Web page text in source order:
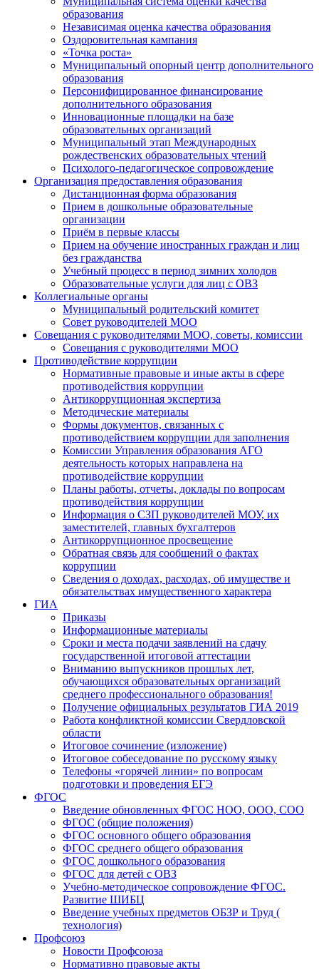
образования
Независимая оценка качества образования
Оздоровительная кампания
«Точка роста»
Муниципальный опорный центр дополнительного
образования
Персонифицированное финансирование
дополнительного образования
Инновационные площадки на базе
образовательных организаций
Муниципальный этап Международных
рождественских образовательных чтений
Психолого-педагогическое сопровождение
Организация предоставления образования
Дистанционная форма образования
Прием в дошкольные образовательные
организации
Приём в первые классы
Прием на обучение иностранных граждан и лиц
без гражданства
Учебный процесс в период зимних холодов
Образовательные услуги для лиц с ОВЗ
Коллегиальные органы
Муниципальный родительский комитет
Совет руководителей МОО
Совещания с руководителями МОО, советы, комиссии
Совещания с руководителями МОО
Противодействие коррупции
Нормативные правовые и иные акты в сфере
противодействия коррупции
Антикоррупционная экспертиза
Методические материалы
Формы документов, связанных с
противодействием коррупции для заполнения
Комиссии Управления образования АГО
деятельность которых направлена на
противодействие коррупции
Планы работы, отчеты, доклады по вопросам
противодействия коррупции
Информация о СЗП руководителей МОУ, их
заместителей, главных бухгалтеров
Антикоррупционное просвещение
Обратная связь для сообщений о фактах
коррупции
Сведения о доходах, расходах, об имуществе и
обязательствах имущественного характера
ГИА
Приказы
Информационные материалы
Сроки и места подачи заявлений на сдачу
государственной итоговой аттестации
Вниманию выпускников прошлых лет,
обучающихся образовательных организаций
среднего профессионального образования!
Получение официальных результатов ГИА 2019
Работа конфликтной комиссии Свердловской
области
Итоговое сочинение (изложение)
Итоговое собеседование по русскому языку
Телефоны «горячей линии» по вопросам
подготовки и проведения ЕГЭ
ФГОС
Введение обновленных ФГОС НОО, ООО, СОО
ФГОС (общие положения)
ФГОС основного общего образования
ФГОС среднего общего образования
ФГОС дошкольного образования
ФГОС для детей с ОВЗ
Учебно-методическое сопровождение ФГОС.
Развитие ШИБЦ
Введение учебных предметов ОБЗР и Труд (
технология)
Профсоюз
Новости Профсоюза
Нормативно правовые акты